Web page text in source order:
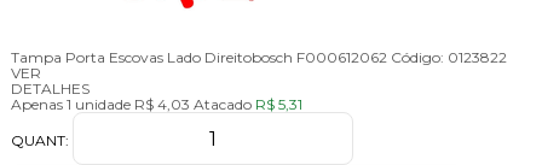
Tampa Porta Escovas Lado Direitobosch F000612062 Código: 0123822
VER
DETALHES
Apenas 1 unidade R$ 4,03 Atacado R$ 5,31
QUANT: